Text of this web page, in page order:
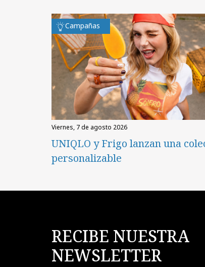
Campañas
viernes, 7 de agosto 2026
UNIQLO y Frigo lanzan una
personalizable
RECIBE NUESTRA
NEWSLETTER